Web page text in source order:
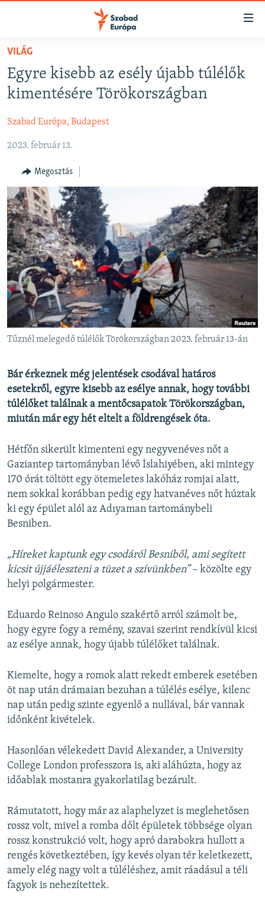
Akadálymentes
Ugrás
fő
oldalra
Ugrás
NAPIRENDEN
AKTUÁLIS
VIDEÓK
ELEMZŐ
NER15
SZABADON
TÁRSADALOM
DEMOKRÁCIA
A PÉNZ NYOMÁBAN
EURÓPAI UNIÓ
VILÁG
KLÍMAVÁLTOZÁS
A MÚLT TANULSÁGAI
KÖVESSEN MINKET!
Valamennyi RFE/RL weboldal
VILÁG
Egyre kisebb az esély újabb túlélők
kimentésére Törökországban
Szabad Európa, Budapest
2023. február 13.
Megosztás
Tűznél melegedő túlélők Törökországban 2023. február 13-án
Bár érkeznek még jelentések csodával határos
esetekről, egyre kisebb az esélye annak, hogy további
túlélőket találnak a mentőcsapatok Törökországban,
miután már egy hét eltelt a földrengések óta.
Hétfőn sikerült kimenteni egy negyvenéves nőt a
Gaziantep tartományban lévő İslahiyében, aki mintegy
170 órát töltött egy ötemeletes lakóház romjai alatt,
nem sokkal korábban pedig egy hatvanéves nőt húztak
ki egy épület alól az Adıyaman tartománybeli
Besniben.
„Híreket kaptunk egy csodáról Besniből, ami segített
kicsit újjáéleszteni a tüzet a szívünkben”– közölte egy
helyi polgármester.
Eduardo Reinoso Angulo szakértő arról számolt be,
hogy egyre fogy a remény, szavai szerint rendkívül kicsi
az esélye annak, hogy újabb túlélőket találnak.
Kiemelte, hogy a romok alatt rekedt emberek esetében
öt nap után drámaian bezuhan a túlélés esélye, kilenc
nap után pedig szinte egyenlő a nullával, bár vannak
időnként kivételek.
Hasonlóan vélekedett David Alexander, a University
College London professzora is, aki aláhúzta, hogy az
időablak mostanra gyakorlatilag bezárult.
Rámutatott, hogy már az alaphelyzet is meglehetősen
rossz volt, mivel a romba dőlt épületek többsége olyan
rossz konstrukció volt, hogy apró darabokra hullott a
rengés következtében, így kevés olyan tér keletkezett,
amely elég nagy volt a túléléshez, amit ráadásul a téli
fagyok is nehezítettek.